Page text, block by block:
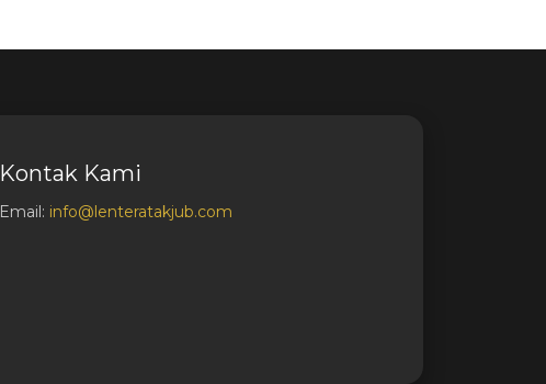
Kontak Kami
Email: info@lenteratakjub.com